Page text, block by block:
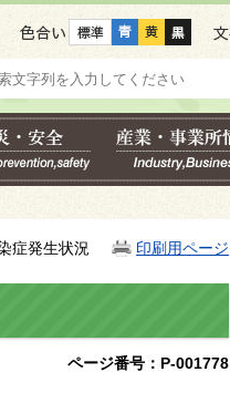
色合い
印刷用ページ
症発生状況
ページ番号：P-001778